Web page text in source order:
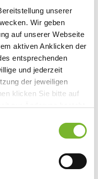
unserer
Wir geben
auf unserer Webseite
aktiven Anklicken der
entsprechenden
und jederzeit
der jeweiligen
klicken Sie bitte auf
Euregio